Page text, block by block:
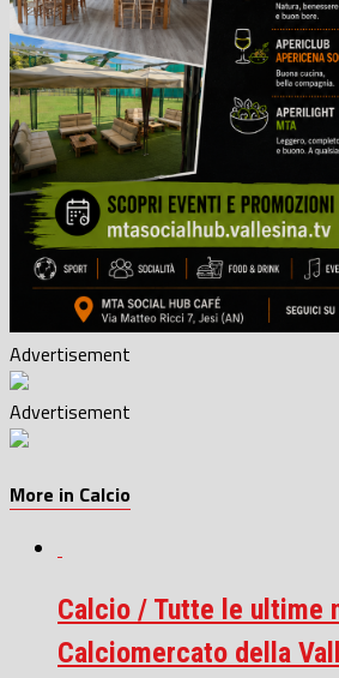
Advertisement
Advertisement
More in Calcio
Calcio / Tutte le ultime
Calciomercato della